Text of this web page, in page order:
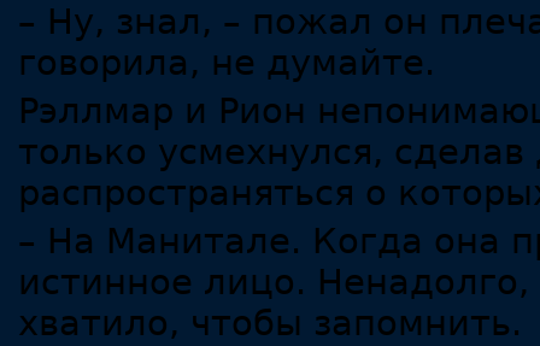
– Ну, знал, – пожал он
говорила, не думайте.
Рэллмар и Рион
только усмехнулся,
распространяться о
– На Манитале. Когда она
истинное лицо.
хватило, чтобы запомнить.